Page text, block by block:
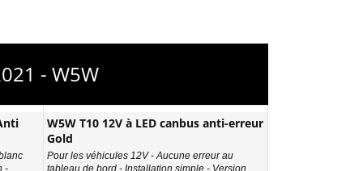
- W5W
-
W5W T10 12V à LED canbus anti-erreur
Gold
Pour les véhicules 12V - Aucune erreur au
tableau de bord - Installation simple - Version